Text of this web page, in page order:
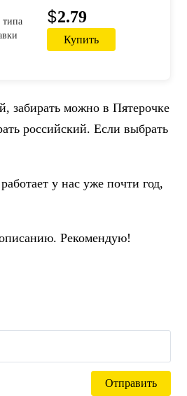
типа
$2.79
Купить
забирать можно в Пятерочке
российский. Если выбрать
у нас уже почти год,
Рекомендую!